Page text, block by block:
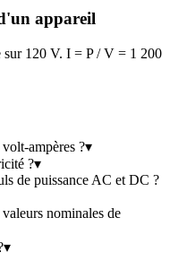
appareil
120 V. I = P / V = 1 200
ampères ?▾
?▾
de puissance AC et DC ?
nominales de
▾